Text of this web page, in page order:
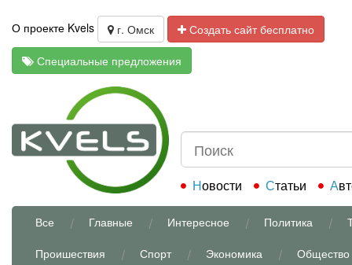
О проекте Kvels г. Омск
Создать сайт бесплатно
Специальные предложения
Новости Статьи
Все Главные Интересное Политика
Проишествия
Спорт Экономика Общество